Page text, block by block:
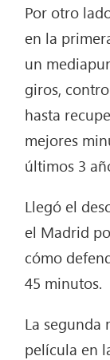
Por otro
en la
un
giros,
hasta
mejores
últimos 3
Llegó el
el Madrid
cómo
45 minutos.
La segunda
película en